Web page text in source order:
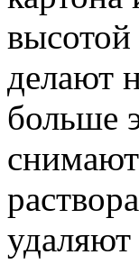
делают
больше
снимают